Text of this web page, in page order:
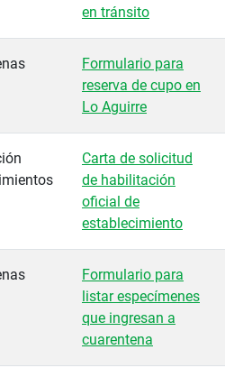
en tránsito
Formulario para
reserva de cupo en
Lo Aguirre
Carta de solicitud
de habilitación
oficial de
establecimiento
Formulario para
listar especímenes
que ingresan a
cuarentena